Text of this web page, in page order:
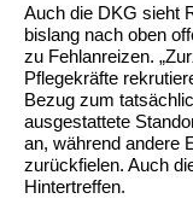
Auch die DKG sieht
bislang nach oben
zu Fehlanreizen.
Pflegekräfte
Bezug zum
ausgestattete
an, während andere
zurückfielen. Auch
Hintertreffen.